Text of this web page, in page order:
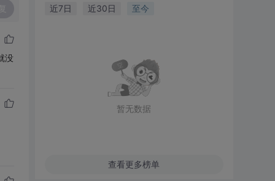
没
近7日 近30日 至今
暂无数据
查看更多榜单